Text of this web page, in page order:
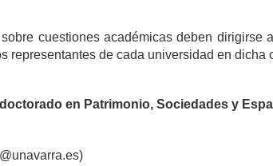
cuestiones académicas deben
representantes de cada universidad en dicha
en Patrimonio, Sociedades y
@unavarra.es)